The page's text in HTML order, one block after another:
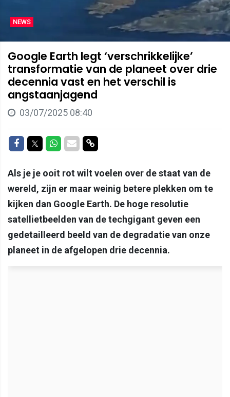
NEWS
Google Earth legt ‘verschrikkelijke’
transformatie van de planeet over drie
decennia vast en het verschil is
angstaanjagend
03/07/2025 08:40
Delen op Facebook
Delen op Twitter
Delen op Whatsapp
Delen via Mail
Delen via link
Als je je ooit rot wilt voelen over de staat van de
wereld, zijn er maar weinig betere plekken om te
kijken dan Google Earth. De hoge resolutie
satellietbeelden van de techgigant geven een
gedetailleerd beeld van de degradatie van onze
planeet in de afgelopen drie decennia.